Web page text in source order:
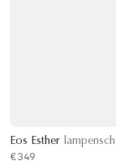
Eos Esther
€349